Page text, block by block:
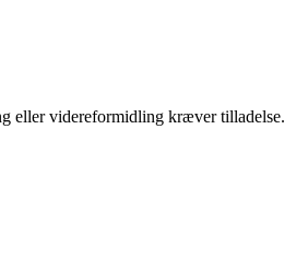
eller videreformidling kræver tilladelse.